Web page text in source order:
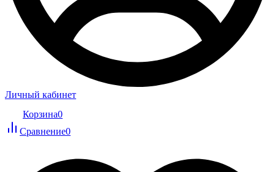
Личный кабинет
Корзина0
Сравнение0